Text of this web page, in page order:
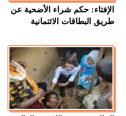
الإفتاء: حكم شراء الأضحية عن
طريق البطاقات الائتمانية